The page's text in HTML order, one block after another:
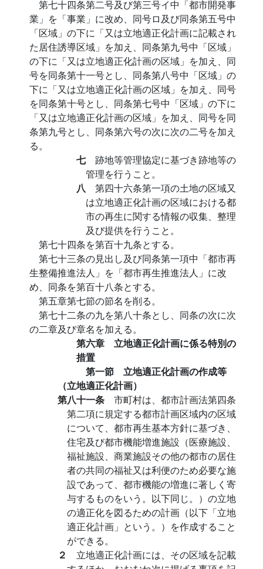
第七十四条第二号及び第三号イ中「都市開発事
業」を「事業」に改め、同号ロ及び同条第五号中
「区域」の下に「又は立地適正化計画に記載され
た居住誘導区域」を加え、同条第九号中「区域」
の下に「又は立地適正化計画の区域」を加え、同
号を同条第十一号とし、同条第八号中「区域」の
下に「又は立地適正化計画の区域」を加え、同号
を同条第十号とし、同条第七号中「区域」の下に
「又は立地適正化計画の区域」を加え、同号を同
条第九号とし、同条第六号の次に次の二号を加え
る。
七 跡地等管理協定に基づき跡地等の
管理を行うこと。
八 第四十六条第一項の土地の区域又
は立地適正化計画の区域における都
市の再生に関する情報の収集、整理
及び提供を行うこと。
第七十四条を第百十九条とする。
第七十三条の見出し及び同条第一項中「都市再
生整備推進法人」を「都市再生推進法人」に改
め、同条を第百十八条とする。
第五章第七節の節名を削る。
第七十二条の九を第八十条とし、同条の次に次
の二章及び章名を加える。
第六章 立地適正化計画に係る特別の
措置
第一節 立地適正化計画の作成等
（立地適正化計画）
第八十一条 市町村は、都市計画法第四条
第二項に規定する都市計画区域内の区域
について、都市再生基本方針に基づき、
住宅及び都市機能増進施設（医療施設、
福祉施設、商業施設その他の都市の居住
者の共同の福祉又は利便のため必要な施
設であって、都市機能の増進に著しく寄
与するものをいう。以下同じ。）の立地
の適正化を図るための計画（以下「立地
適正化計画」という。）を作成すること
ができる。
２ 立地適正化計画には、その区域を記載